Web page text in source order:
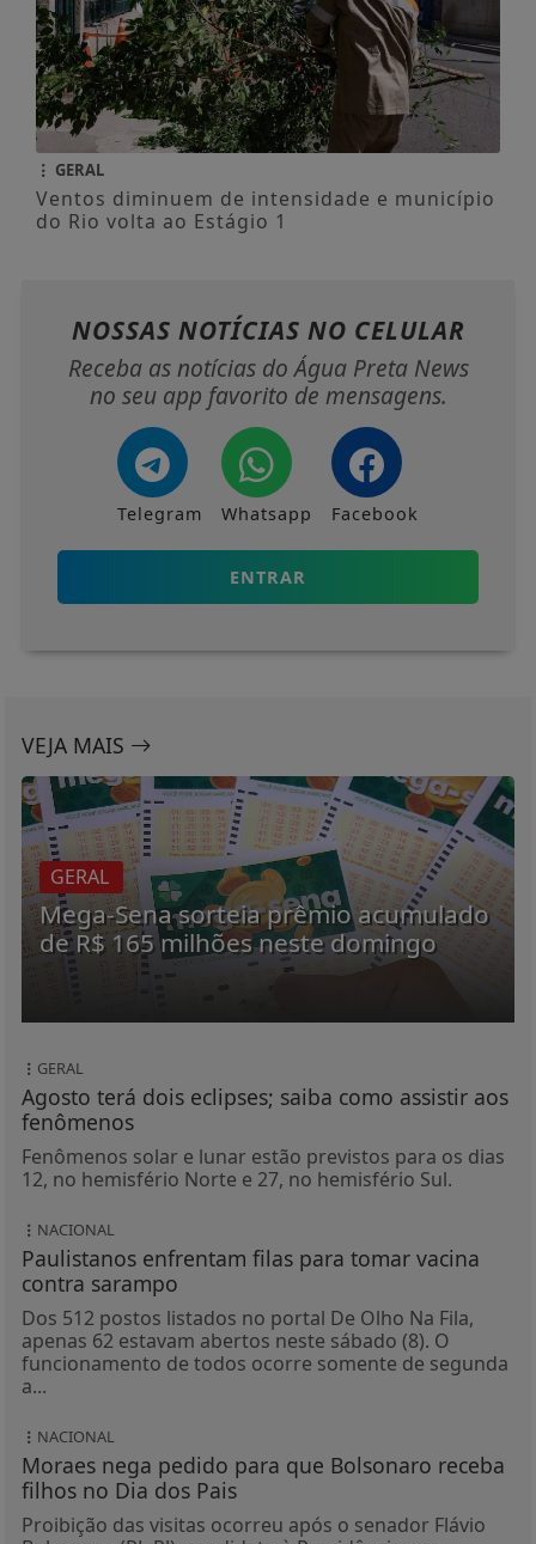
GERAL
Ventos diminuem de intensidade e município
do Rio volta ao Estágio 1
NOSSAS NOTÍCIAS NO CELULAR
Receba as notícias do Água Preta News
no seu app favorito de mensagens.
Telegram Whatsapp Facebook
ENTRAR
VEJA MAIS
GERAL
Mega-Sena sorteia prêmio acumulado
de R$ 165 milhões neste domingo
GERAL
Agosto terá dois eclipses; saiba como assistir aos
fenômenos
Fenômenos solar e lunar estão previstos para os dias
12, no hemisfério Norte e 27, no hemisfério Sul.
NACIONAL
Paulistanos enfrentam filas para tomar vacina
contra sarampo
Dos 512 postos listados no portal De Olho Na Fila,
apenas 62 estavam abertos neste sábado (8). O
funcionamento de todos ocorre somente de segunda
a...
NACIONAL
Moraes nega pedido para que Bolsonaro receba
filhos no Dia dos Pais
Proibição das visitas ocorreu após o senador Flávio